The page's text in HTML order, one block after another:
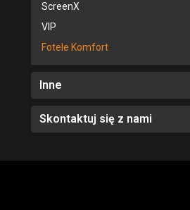
ScreenX
VIP
Fotele Komfort
Inne
Skontaktuj się z nami